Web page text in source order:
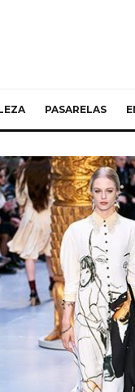
PASARELAS